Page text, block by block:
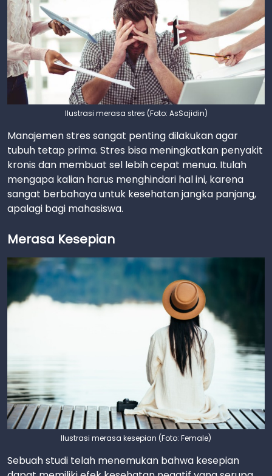
Ilustrasi merasa stres (Foto: AsSajidin)
Manajemen stres sangat penting dilakukan agar
tubuh tetap prima. Stres bisa meningkatkan penyakit
kronis dan membuat sel lebih cepat menua. Itulah
mengapa kalian harus menghindari hal ini, karena
sangat berbahaya untuk kesehatan jangka panjang,
apalagi bagi mahasiswa.
Merasa Kesepian
Ilustrasi merasa kesepian (Foto: Female)
Sebuah studi telah menemukan bahwa kesepian